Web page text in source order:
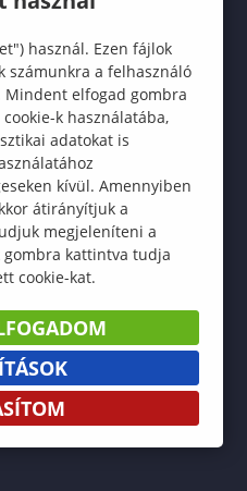
használ. Ezen fájlok
számunkra a felhasználó
Mindent elfogad gombra
k használatába,
adatokat is
kívül. Amennyiben
átirányítjuk a
megjeleníteni a
kattintva tudja
cookie-kat.